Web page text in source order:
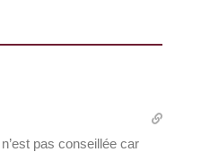
pas conseillée car